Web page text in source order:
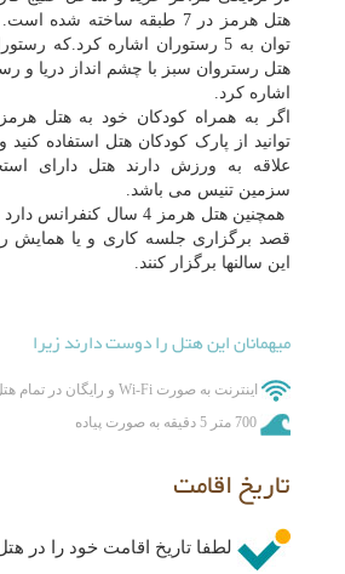
هتل هرمز در 7 طبقه ساخته
توان به 5 رستوران اشاره کرد.که
هتل رستروان سبز با چشم انداز دریا و
اشاره کرد.
اگر به همراه کودکان خود به هتل
توانید از پارک کودکان هتل استفاده
علاقه به ورزش دارند هتل دارای
سزمین تنیس می باشد.
همچنین هتل هرمز 4 سال
قصد برگزاری جلسه کاری و یا همایش را
این سالنها برگزار کنند.
میهمانان این هتل را دوست دارند زیرا
اینترنت به صورت Wi-Fi و رایگان در تمام هتل در دسترس می باشد.
تاریخ اقامت
لطفا تاریخ اقامت خود را در